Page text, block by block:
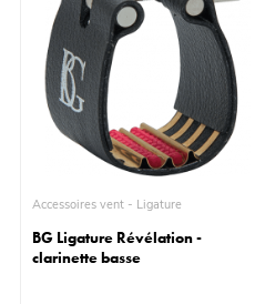
Accessoires vent - Ligature
BG Ligature Révélation -
clarinette basse